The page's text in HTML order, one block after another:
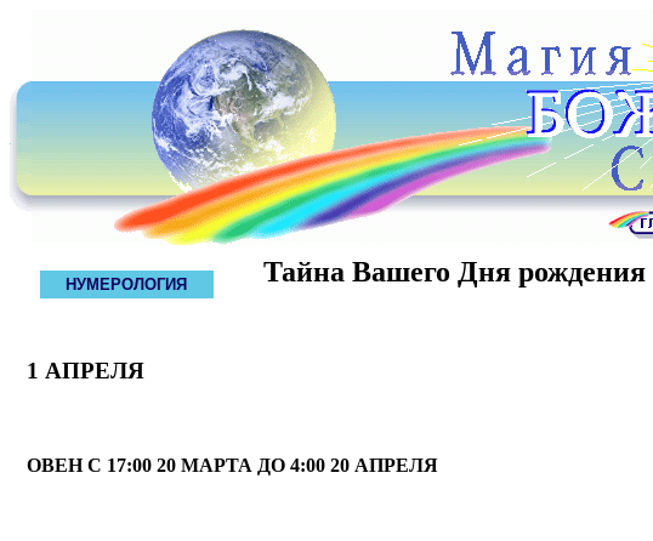
НУМЕРОЛОГИЯ Тайна Вашего Дня рождения
1 АПРЕЛЯ
ОВЕН С 17:00 20 МАРТА ДО 4:00 20 АПРЕЛЯ